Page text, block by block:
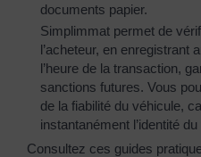
documents papier.
Simplimmat permet de
l’acheteur, en enregistrant
l’heure de la transaction,
sanctions futures. Vous
de la fiabilité du véhicule,
instantanément l’identité
Consultez ces guides